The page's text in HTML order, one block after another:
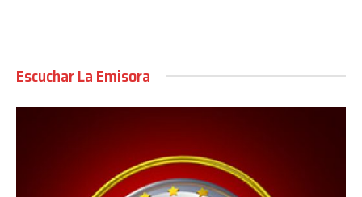
Escuchar La Emisora